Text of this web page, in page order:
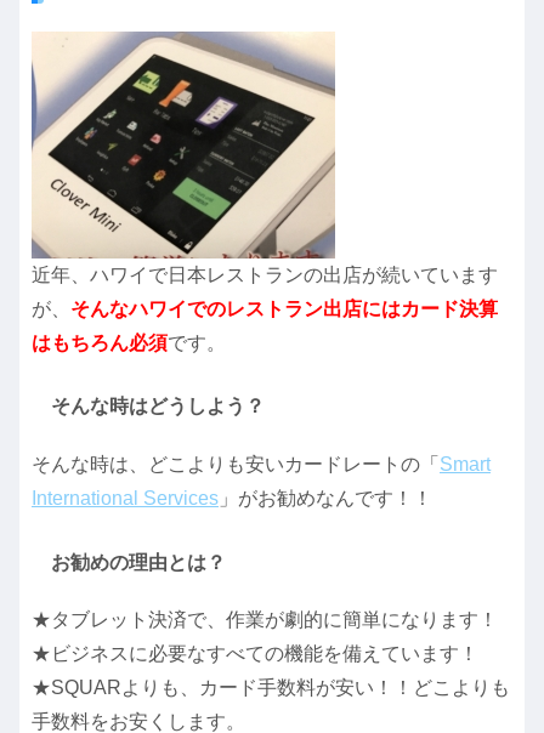
近年、ハワイで日本レストランの出店が続いています
が、 そんなハワイでのレストラン出店にはカード決算
はもちろん必須です。
そんな時はどうしよう？
そんな時は、どこよりも安いカードレートの「 Smart
International Services 」がお勧めなんです！！
お勧めの理由とは？
★タブレット決済で、作業が劇的に簡単になります！
★ビジネスに必要なすべての機能を備えています！
★SQUARよりも、カード手数料が安い！！どこよりも
手数料をお安くします。